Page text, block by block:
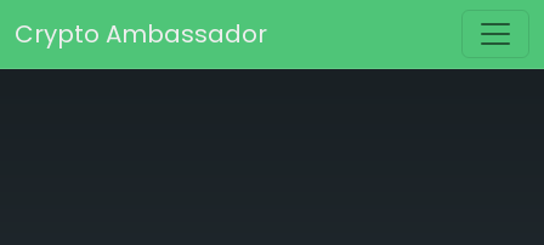
Navegación principal
Crypto Ambassador